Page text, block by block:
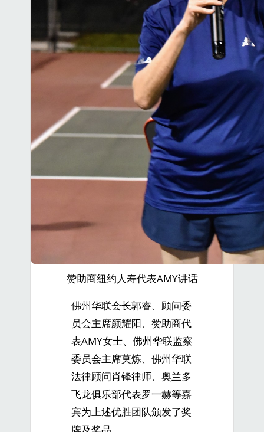
赞助商纽约人寿代表AMY讲话
佛州华联会长郭睿、顾问委
员会主席颜耀阳、赞助商代
表AMY女士、佛州华联监察
委员会主席莫炼、佛州华联
法律顾问肖锋律师、奥兰多
飞龙俱乐部代表罗一赫等嘉
宾为上述优胜团队颁发了奖